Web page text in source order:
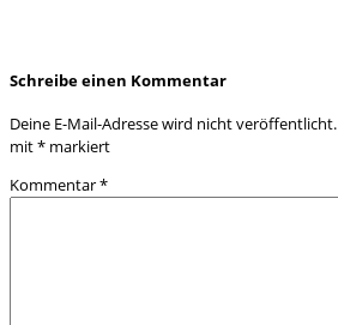
Schreibe einen Kommentar
Deine E-Mail-Adresse wird nicht veröffentlicht.
mit* markiert
Kommentar*